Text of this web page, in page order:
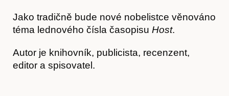
Jako tradičně bude nové nobelistce věnováno
téma lednového čísla časopisu Host.
Autor je knihovník, publicista, recenzent,
editor a spisovatel.